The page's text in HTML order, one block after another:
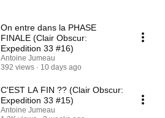
On entre dans la PHASE
FINALE (Clair Obscur:
Expedition 33 #16)
Antoine Jumeau
392 views
10 days ago
C'EST LA FIN ?? (Clair Obscur:
Expedition 33 #15)
Antoine Jumeau